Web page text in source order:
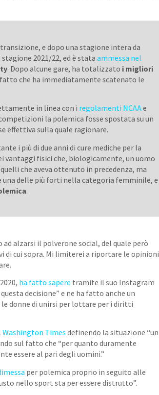
e dopo una stagione intera da
2021/22, ed è stataammessa nel
. Dopo alcune gare, ha totalizzato i migliori
che ha immediatamente scatenato le
in linea con i regolamenti NCAAe
la polemica fosse spostata su un
effettiva sulla quale ragionare.
i più di due anni di cure mediche per la
vantaggi fisici che, biologicamente, un uomo
che aveva ottenuto in precedenza, ma
una delle più forti nella categoria femminile, e
.
alzarsi il polverone social, del quale però
di cui sopra. Mi limiterei a riportare le opinioni
ha fatto sapere tramite il suo Instagram
decisione” e ne ha fatto anche un
donne di unirsi per lottare per i diritti
Washington Times definendo la situazione “un
sul fatto che “per quanto duramente
essere al pari degli uomini.”
per polemica proprio in seguito alle
nello sport sta per essere distrutto”.